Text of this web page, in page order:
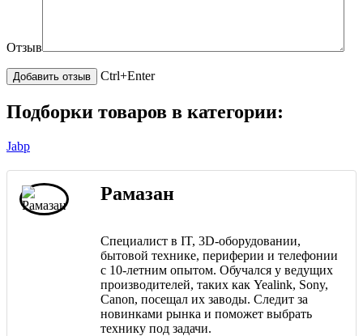
Отзыв
Ctrl+Enter
Подборки товаров в категории:
Jabp
Рамазан
Специалист в IT, 3D-оборудовании,
бытовой технике, периферии и телефонии
с 10-летним опытом. Обучался у ведущих
производителей, таких как Yealink, Sony,
Canon, посещал их заводы. Следит за
новинками рынка и поможет выбрать
технику под задачи.